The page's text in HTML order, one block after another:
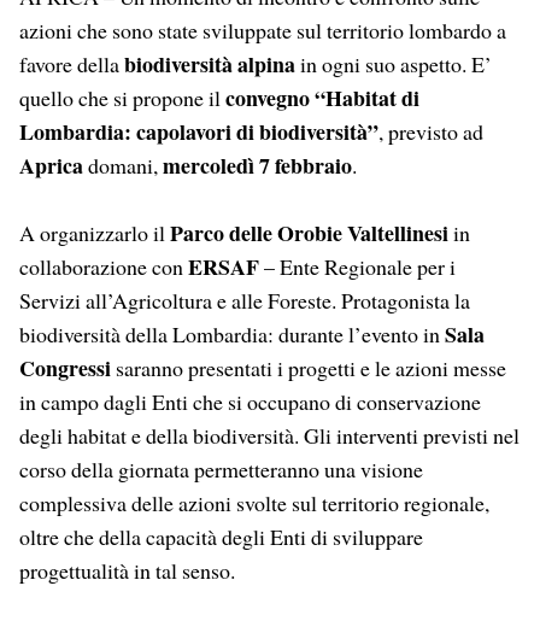
azioni che sono state sviluppate sul territorio lombardo a
favore dellabiodiversità alpinain ogni suo aspetto. E’
quello che si propone il convegno “Habitat di
Lombardia: capolavori di biodiversità”, previsto ad
Apricadomani, mercoledì 7 febbraio.
A organizzarlo il Parco delle Orobie Valtellinesiin
collaborazione con ERSAF– Ente Regionale per i
Servizi all’Agricoltura e alle Foreste. Protagonista la
biodiversità della Lombardia: durante l’evento in Sala
Congressi saranno presentati i progetti e le azioni messe
in campo dagli Enti che si occupano di conservazione
degli habitat e della biodiversità. Gli interventi previsti nel
corso della giornata permetteranno una visione
complessiva delle azioni svolte sul territorio regionale,
oltre che della capacità degli Enti di sviluppare
progettualità in tal senso.